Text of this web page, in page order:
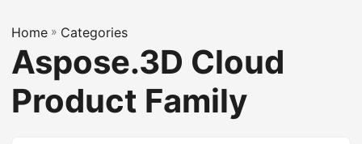
a
v
i
g
Home » Categories
Aspose.3D Cloud
Product Family